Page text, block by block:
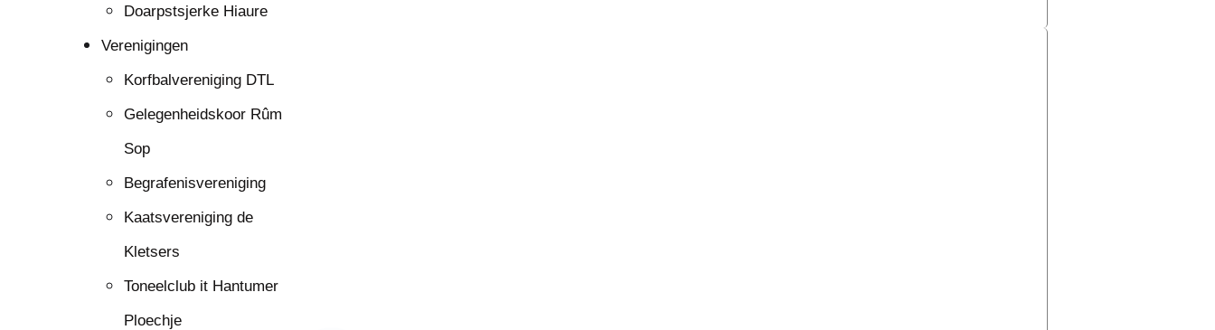
Doarpstsjerke Hiaure
Verenigingen
Korfbalvereniging DTL
Gelegenheidskoor Rûm
Sop
Begrafenisvereniging
Kaatsvereniging de
Kletsers
Toneelclub it Hantumer
Ploechje